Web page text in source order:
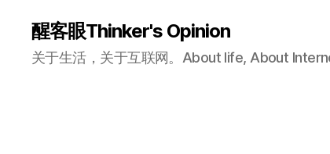
醒客眼Thinker's Opinion
关于生活，关于互联网。About life, About